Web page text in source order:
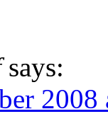
says:
2008